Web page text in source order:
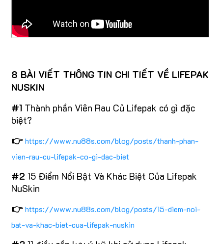
8 BÀI VIẾT THÔNG TIN CHI TIẾT VỀ LIFEPAK
NUSKIN
#1 Thành phần Viên Rau Củ Lifepak có gì đặc
biệt?
👉https://www.nu88s.com/blog/posts/thanh-phan-
vien-rau-cu-lifepak-co-gi-dac-biet
#2 15 Điểm Nổi Bật Và Khác Biệt Của Lifepak
NuSkin
👉https://www.nu88s.com/blog/posts/15-diem-noi-
bat-va-khac-biet-cua-lifepak-nuskin